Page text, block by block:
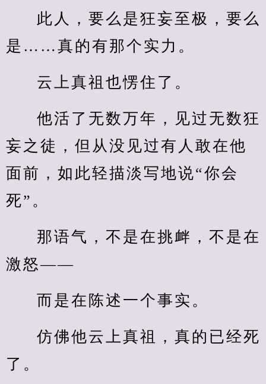
此人，要么是狂妄至极，要么
是……真的有那个实力。
云上真祖也愣住了。
他活了无数万年，见过无数狂
妄之徒，但从没见过有人敢在他
面前，如此轻描淡写地说“你会
死”。
那语气，不是在挑衅，不是在
激怒——
而是在陈述一个事实。
仿佛他云上真祖，真的已经死
了。